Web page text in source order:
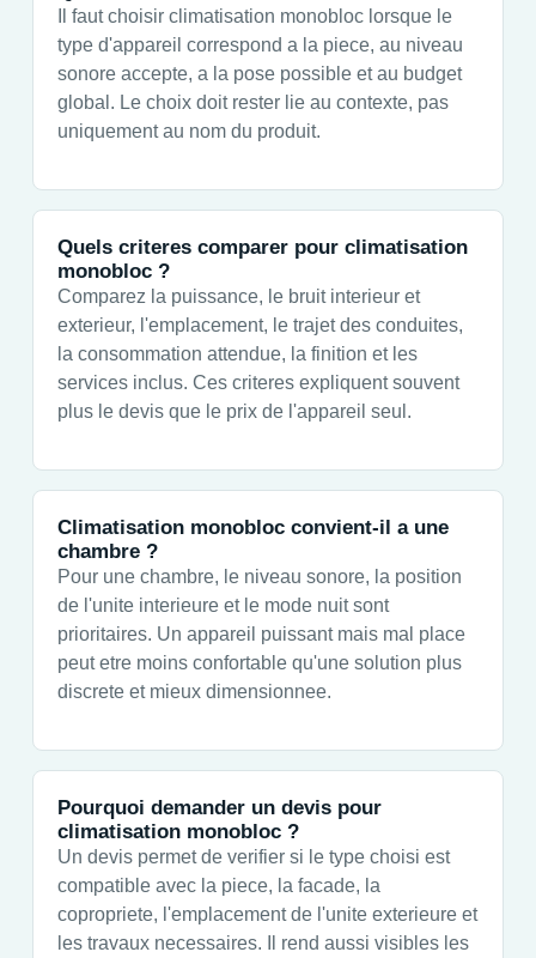
Il faut choisir climatisation monobloc lorsque le
type d'appareil correspond a la piece, au niveau
sonore accepte, a la pose possible et au budget
global. Le choix doit rester lie au contexte, pas
uniquement au nom du produit.
Quels criteres comparer pour climatisation
monobloc ?
Comparez la puissance, le bruit interieur et
exterieur, l'emplacement, le trajet des conduites,
la consommation attendue, la finition et les
services inclus. Ces criteres expliquent souvent
plus le devis que le prix de l'appareil seul.
Climatisation monobloc convient-il a une
chambre ?
Pour une chambre, le niveau sonore, la position
de l'unite interieure et le mode nuit sont
prioritaires. Un appareil puissant mais mal place
peut etre moins confortable qu'une solution plus
discrete et mieux dimensionnee.
Pourquoi demander un devis pour
climatisation monobloc ?
Un devis permet de verifier si le type choisi est
compatible avec la piece, la facade, la
copropriete, l'emplacement de l'unite exterieure et
les travaux necessaires. Il rend aussi visibles les